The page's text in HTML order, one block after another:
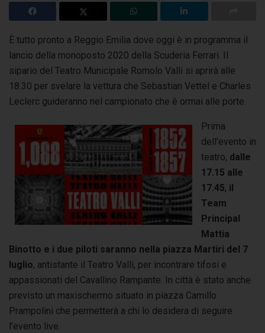
È tutto pronto a Reggio Emilia dove oggi è in programma il
lancio della monoposto 2020 della Scuderia Ferrari. Il
sipario del Teatro Municipale Romolo Valli si aprirà alle
18.30 per svelare la vettura che Sebastian Vettel e Charles
Leclerc guideranno nel campionato che è ormai alle porte.
Prima
dell’evento in
teatro, dalle
17.15 alle
17.45, il
Team
Principal
Mattia
Binotto e i due piloti saranno nella piazza Martiri del 7
luglio, antistante il Teatro Valli, per incontrare tifosi e
appassionati del Cavallino Rampante. In città è stato anche
previsto un maxischermo situato in piazza Camillo
Prampolini che permetterà a chi lo desidera di seguire
l’evento live.